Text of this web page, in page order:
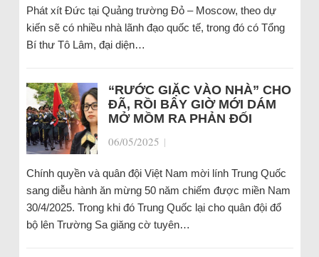
Phát xít Đức tại Quảng trường Đỏ – Moscow, theo dự
kiến sẽ có nhiều nhà lãnh đạo quốc tế, trong đó có Tổng
Bí thư Tô Lâm, đại diện…
“RƯỚC GIẶC VÀO NHÀ” CHO
ĐÃ, RỒI BÂY GIỜ MỚI DÁM
MỞ MỒM RA PHẢN ĐỐI
06/05/2025 |
Chính quyền và quân đội Việt Nam mời lính Trung Quốc
sang diễu hành ăn mừng 50 năm chiếm được miền Nam
30/4/2025. Trong khi đó Trung Quốc lại cho quân đội đổ
bộ lên Trường Sa giăng cờ tuyên…